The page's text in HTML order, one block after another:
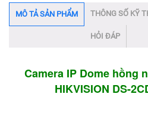
MÔ TẢ SẢN PHẨM THÔNG SỐ KỸ
HỎI ĐÁP
Camera IP Dome hồng
HIKVISION DS-